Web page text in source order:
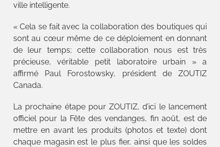
ville intelligente.
« Cela se fait avec la collaboration des boutiques qui
sont au cœur même de ce déploiement en donnant
de leur temps; cette collaboration nous est très
précieuse, véritable petit laboratoire urbain » a
affirmé Paul Forostowsky, président de ZOUTIZ
Canada.
La prochaine étape pour ZOUTIZ, d’ici le lancement
officiel pour la Fête des vendanges, fin août, est de
mettre en avant les produits (photos et texte) dont
chaque magasin est le plus fier, ainsi que les soldes